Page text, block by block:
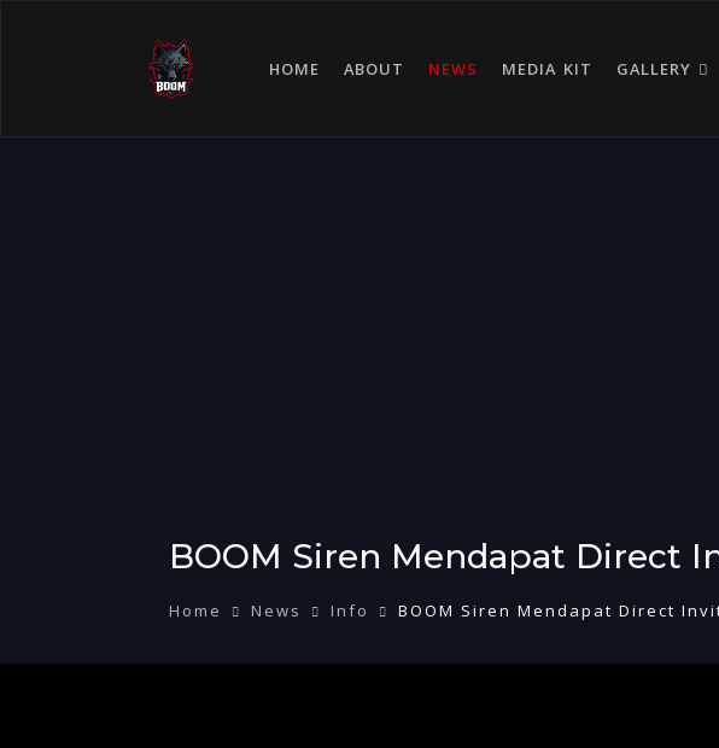
HOME ABOUT NEWS MEDIA KIT GALLERY
BOOM Siren Mendapat Direct
Home News Info BOOM Siren Mendapat Direct